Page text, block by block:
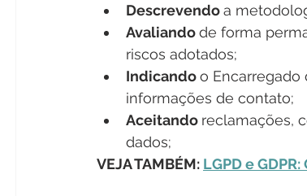
Descrevendo a
Avaliando de forma
riscos adotados;
Indicando o Encarregado
informações de contato;
Aceitando reclamações,
dados;
VEJA TAMBÉM: LGPD e